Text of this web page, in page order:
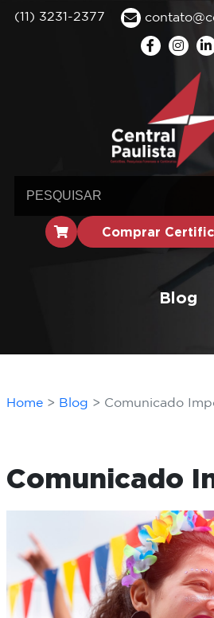
(11) 3231-2377
Comprar
Blog
Home Blog Comunicado
Comunicado